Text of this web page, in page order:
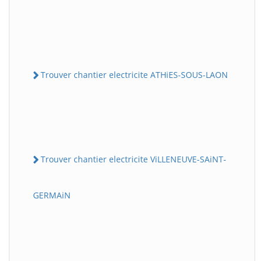
Trouver chantier electricite ATHiES-SOUS-LAON
Trouver chantier electricite ViLLENEUVE-SAiNT-
GERMAiN